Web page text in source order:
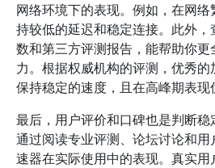
网络环境下的表现。例如，在网
持较低的延迟和稳定连接。此外
数和第三方评测报告，能帮助你
力。根据权威机构的评测，优秀
保持稳定的速度，且在高峰期表现
最后，用户评价和口碑也是判断
通过阅读专业评测、论坛讨论和
速器在实际使用中的表现。真实